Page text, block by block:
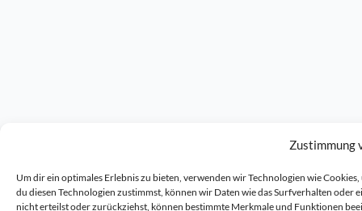
Zustimmung
Um dir ein optimales Erlebnis zu bieten, verwenden wir Technologien wie
du diesen Technologien zustimmst, können wir Daten wie das Surfverhalten
nicht erteilst oder zurückziehst, können bestimmte Merkmale und Funktionen